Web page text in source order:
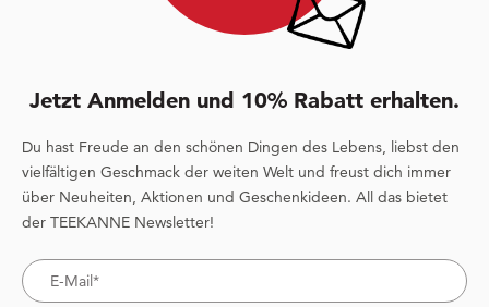
Jetzt Anmelden und 10% Rabatt erhalten.
Du hast Freude an den schönen Dingen des Lebens, liebst den
vielfältigen Geschmack der weiten Welt und freust dich immer
über Neuheiten, Aktionen und Geschenkideen. All das bietet
der TEEKANNE Newsletter!